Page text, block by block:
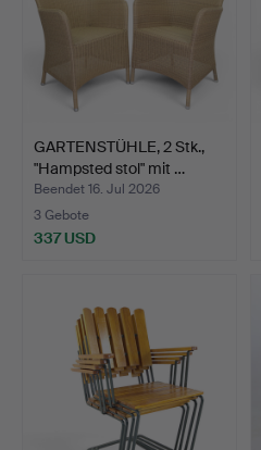
GARTENSTÜHLE, 2 Stk.,
"Hampsted stol" mit …
Beendet 16. Jul 2026
3 Gebote
337 USD